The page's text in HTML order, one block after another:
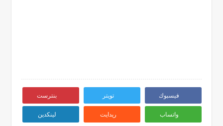
فيسبوك تويتر بنترست
واتساب ريدايت لينكدين